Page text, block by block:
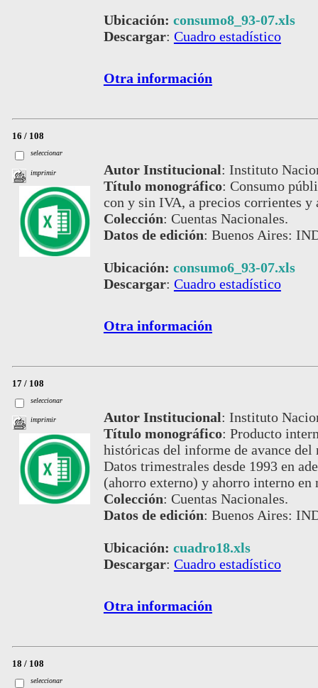
Ubicación: consumo8_93-07.xls
Descargar: Cuadro estadístico
Otra información
16 / 108
seleccionar
imprimir Autor Institucional: Instituto
Título monográfico: Consumo
con y sin IVA, a precios corrientes y
Colección: Cuentas Nacionales.
Datos de edición: Buenos Aires:
Ubicación: consumo6_93-07.xls
Descargar: Cuadro estadístico
Otra información
17 / 108
seleccionar
imprimir Autor Institucional: Instituto
Título monográfico: Producto
históricas del informe de avance
Datos trimestrales desde 1993 en
(ahorro externo) y ahorro interno en
Colección: Cuentas Nacionales.
Datos de edición: Buenos Aires:
Ubicación: cuadro18.xls
Descargar: Cuadro estadístico
Otra información
18 / 108
seleccionar